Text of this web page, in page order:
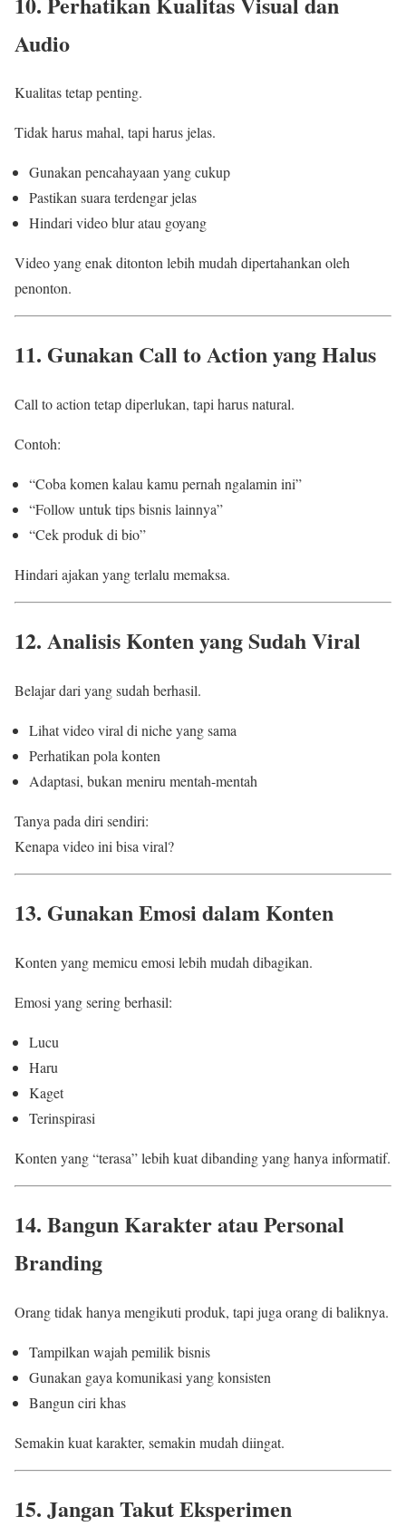
Audio
Kualitas tetap penting.
Tidak harus mahal, tapi harus jelas.
Gunakan pencahayaan yang cukup
Pastikan suara terdengar jelas
Hindari video blur atau goyang
Video yang enak ditonton lebih mudah dipertahankan oleh
penonton.
11. Gunakan Call to Action yang Halus
Call to action tetap diperlukan, tapi harus natural.
Contoh:
“Coba komen kalau kamu pernah ngalamin ini”
“Follow untuk tips bisnis lainnya”
“Cek produk di bio”
Hindari ajakan yang terlalu memaksa.
12. Analisis Konten yang Sudah Viral
Belajar dari yang sudah berhasil.
Lihat video viral di niche yang sama
Perhatikan pola konten
Adaptasi, bukan meniru mentah-mentah
Tanya pada diri sendiri:
Kenapa video ini bisa viral?
13. Gunakan Emosi dalam Konten
Konten yang memicu emosi lebih mudah dibagikan.
Emosi yang sering berhasil:
Lucu
Haru
Kaget
Terinspirasi
Konten yang “terasa” lebih kuat dibanding yang hanya informatif.
14. Bangun Karakter atau Personal
Branding
Orang tidak hanya mengikuti produk, tapi juga orang di baliknya.
Tampilkan wajah pemilik bisnis
Gunakan gaya komunikasi yang konsisten
Bangun ciri khas
Semakin kuat karakter, semakin mudah diingat.
15. Jangan Takut Eksperimen